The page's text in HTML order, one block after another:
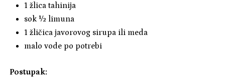
1 žlica tahinija
sok ½ limuna
1 žličica javorovog sirupa ili meda
malo vode po potrebi
Postupak: